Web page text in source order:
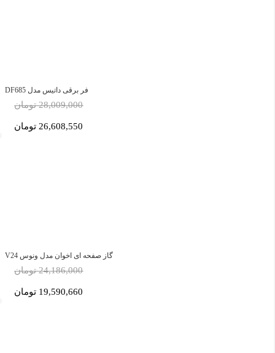
فر برقی داتیس مدل DF685
28,009,000 تومان
26,608,550 تومان
گاز صفحه ای اخوان مدل ونوس V24
24,186,000 تومان
19,590,660 تومان